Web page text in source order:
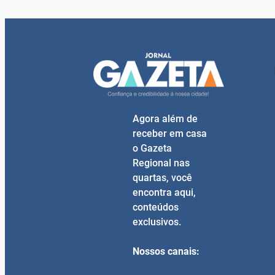
Agora além de
receber em casa
o Gazeta
Regional nas
quartas, você
encontra aqui,
conteúdos
exclusivos.
Nossos canais: